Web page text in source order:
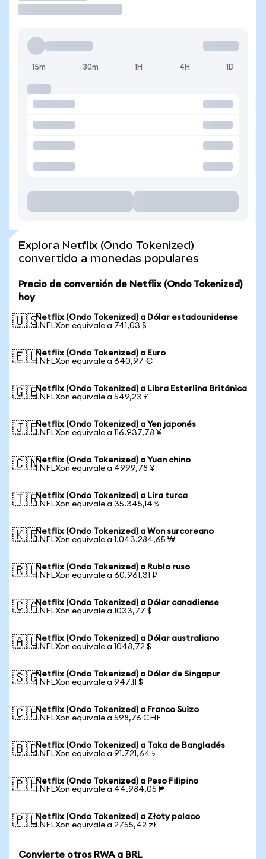
15m 30m 1H 4H 1D
Explora Netflix (Ondo Tokenized)
convertido a monedas populares
Precio de conversión de Netflix (Ondo Tokenized)
hoy
🇺🇸Netflix (Ondo Tokenized) a Dólar estadounidense
1 NFLXon equivale a 741,03 $
🇪🇺Netflix (Ondo Tokenized) a Euro
1 NFLXon equivale a 640,97 €
🇬🇧Netflix (Ondo Tokenized) a Libra Esterlina Británica
1 NFLXon equivale a 549,23 £
🇯🇵Netflix (Ondo Tokenized) a Yen japonés
1 NFLXon equivale a 116.937,78 ¥
🇨🇳Netflix (Ondo Tokenized) a Yuan chino
1 NFLXon equivale a 4999,78 ¥
🇹🇷Netflix (Ondo Tokenized) a Lira turca
1 NFLXon equivale a 35.345,14 ₺
🇰🇷Netflix (Ondo Tokenized) a Won surcoreano
1 NFLXon equivale a 1.043.284,65 ₩
🇷🇺Netflix (Ondo Tokenized) a Rublo ruso
1 NFLXon equivale a 60.961,31 ₽
🇨🇦Netflix (Ondo Tokenized) a Dólar canadiense
1 NFLXon equivale a 1033,77 $
🇦🇺Netflix (Ondo Tokenized) a Dólar australiano
1 NFLXon equivale a 1048,72 $
🇸🇬Netflix (Ondo Tokenized) a Dólar de Singapur
1 NFLXon equivale a 947,11 $
🇨🇭Netflix (Ondo Tokenized) a Franco Suizo
1 NFLXon equivale a 598,76 CHF
🇧🇩Netflix (Ondo Tokenized) a Taka de Bangladés
1 NFLXon equivale a 91.721,64 ৳
🇵🇭Netflix (Ondo Tokenized) a Peso Filipino
1 NFLXon equivale a 44.984,05 ₱
🇵🇱Netflix (Ondo Tokenized) a Złoty polaco
1 NFLXon equivale a 2755,42 zł
Convierte otros RWA a BRL